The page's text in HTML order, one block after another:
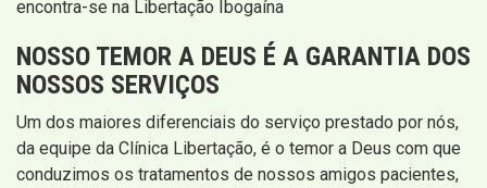
encontra-se na Libertação Ibogaína
NOSSO TEMOR A DEUS É A GARANTIA DOS
NOSSOS SERVIÇOS
Um dos maiores diferenciais do serviço prestado por nós,
da equipe da Clínica Libertação, é o temor a Deus com que
conduzimos os tratamentos de nossos amigos pacientes,